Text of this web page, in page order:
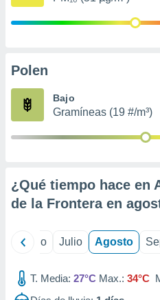
publicidad
1199
Polen
Bajo
Gramíneas (19 #/m³)
¿Qué tiempo hace en
de la Frontera en
Junio Julio Agosto
T. Media: 27°C Max.: 34°C